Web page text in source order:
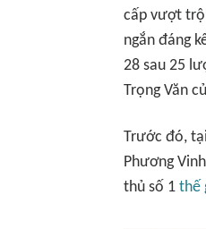
cấp vượt
ngắn đáng
28 sau 25
Trọng Văn
Trước đó,
Phương
thủ số 1 thế